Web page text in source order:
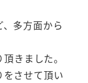
多方面から
きました。
させて頂い